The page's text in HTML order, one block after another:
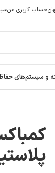
حساب کاربری من
و سیستم‌های
در صورت